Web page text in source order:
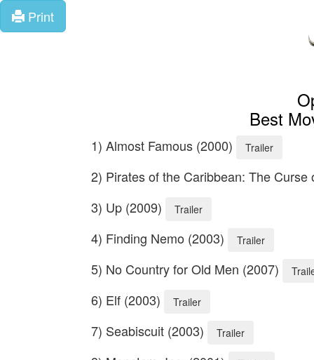
Print
Best
1) Almost Famous (2000) Trailer
2) Pirates of the Caribbean: The
3) Up (2009)
Trailer
4) Finding Nemo (2003) Trailer
5) No Country for Old Men (2007)
6) Elf (2003) Trailer
7) Seabiscuit (2003) Trailer